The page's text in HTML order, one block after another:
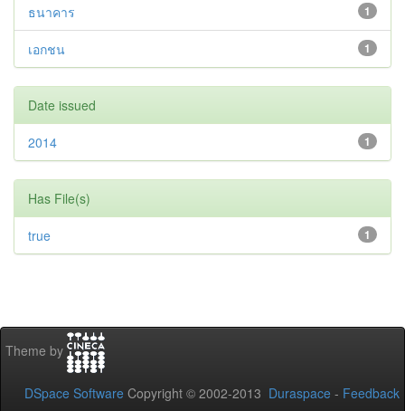
1
ธนาคาร
1
เอกชน
Date issued
1
2014
Has File(s)
1
true
Theme by
DSpace Software Copyright © 2002-2013 Duraspace - Feedback